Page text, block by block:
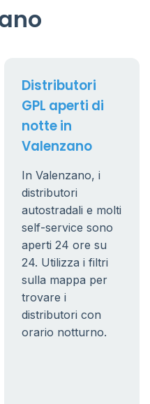
Distributori
GPL aperti di
notte in
Valenzano
In Valenzano, i
distributori
autostradali e molti
self-service sono
aperti 24 ore su
24. Utilizza i filtri
sulla mappa per
trovare i
distributori con
orario notturno.